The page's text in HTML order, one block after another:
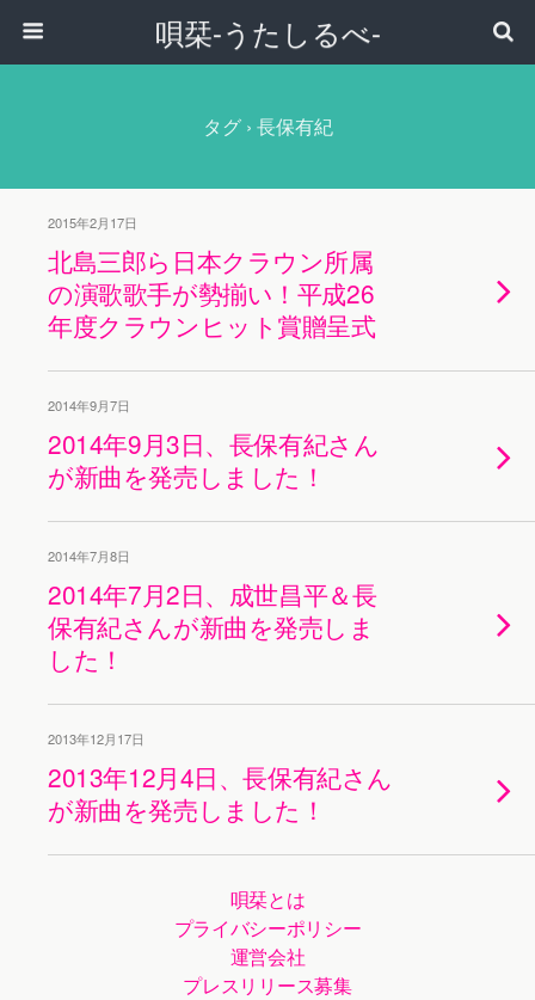
唄栞-うたしるべ-
タグ › 長保有紀
2015年2月17日
北島三郎ら日本クラウン所属
の演歌歌手が勢揃い！平成26
年度クラウンヒット賞贈呈式
2014年9月7日
2014年9月3日、長保有紀さん
が新曲を発売しました！
2014年7月8日
2014年7月2日、成世昌平＆長
保有紀さんが新曲を発売しま
した！
2013年12月17日
2013年12月4日、長保有紀さん
が新曲を発売しました！
唄栞とは
プライバシーポリシー
運営会社
プレスリリース募集